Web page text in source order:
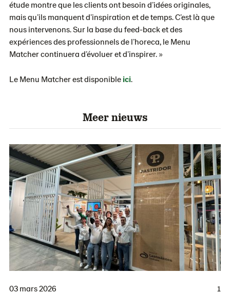
étude montre que les clients ont besoin d’idées originales,
mais qu’ils manquent d’inspiration et de temps. C’est là que
nous intervenons. Sur la base du feed-back et des
expériences des professionnels de l’horeca, le Menu
Matcher continuera d’évoluer et d’inspirer. »
Le Menu Matcher est disponible ici.
Meer nieuws
03 mars 2026 1